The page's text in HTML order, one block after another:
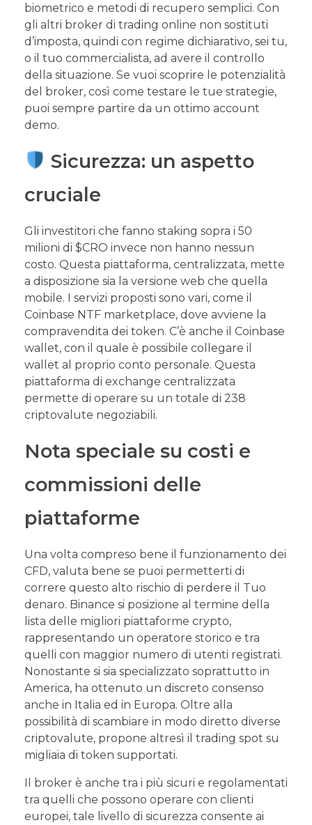
biometrico e metodi di recupero semplici. Con
gli altri broker di trading online non sostituti
d’imposta, quindi con regime dichiarativo, sei tu,
o il tuo commercialista, ad avere il controllo
della situazione. Se vuoi scoprire le potenzialità
del broker, così come testare le tue strategie,
puoi sempre partire da un ottimo account
demo.
Sicurezza: un aspetto
cruciale
Gli investitori che fanno staking sopra i 50
milioni di $CRO invece non hanno nessun
costo. Questa piattaforma, centralizzata, mette
a disposizione sia la versione web che quella
mobile. I servizi proposti sono vari, come il
Coinbase NTF marketplace, dove avviene la
compravendita dei token. C’è anche il Coinbase
wallet, con il quale è possibile collegare il
wallet al proprio conto personale. Questa
piattaforma di exchange centralizzata
permette di operare su un totale di 238
criptovalute negoziabili.
Nota speciale su costi e
commissioni delle
piattaforme
Una volta compreso bene il funzionamento dei
CFD, valuta bene se puoi permetterti di
correre questo alto rischio di perdere il Tuo
denaro. Binance si posizione al termine della
lista delle migliori piattaforme crypto,
rappresentando un operatore storico e tra
quelli con maggior numero di utenti registrati.
Nonostante si sia specializzato soprattutto in
America, ha ottenuto un discreto consenso
anche in Italia ed in Europa. Oltre alla
possibilità di scambiare in modo diretto diverse
criptovalute, propone altresì il trading spot su
migliaia di token supportati.
Il broker è anche tra i più sicuri e regolamentati
tra quelli che possono operare con clienti
europei, tale livello di sicurezza consente ai